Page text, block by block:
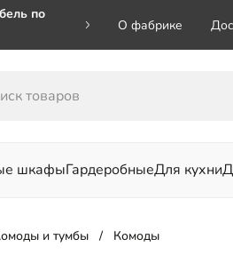
по
номер
О фабрике
шкафыГардеробныеДля кухни
и тумбы Комоды